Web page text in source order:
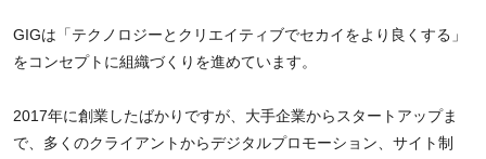
GIGは「テクノロジーとクリエイティブでセカイをより良くする」
をコンセプトに組織づくりを進めています。
2017年に創業したばかりですが、大手企業からスタートアップま
で、多くのクライアントからデジタルプロモーション、サイト制